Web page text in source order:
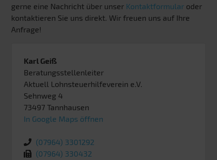
gerne eine Nachricht über unser Kontaktformular oder
kontaktieren Sie uns direkt. Wir freuen uns auf Ihre
Anfrage!
Karl Geiß
Beratungsstellenleiter
Aktuell Lohnsteuerhilfeverein e.V.
Sehnweg 4
73497 Tannhausen
In Google Maps öffnen
(07964) 3301292
(07964) 330432